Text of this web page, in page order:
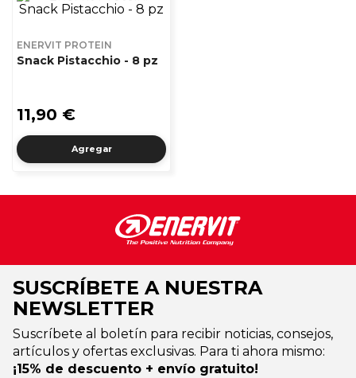
ENERVIT PROTEIN
Snack Pistacchio - 8 pz
11,90 €
Agregar
SUSCRÍBETE A NUESTRA
NEWSLETTER
Suscríbete al boletín para recibir noticias, consejos,
artículos y ofertas exclusivas. Para ti ahora mismo:
¡15% de descuento + envío gratuito!